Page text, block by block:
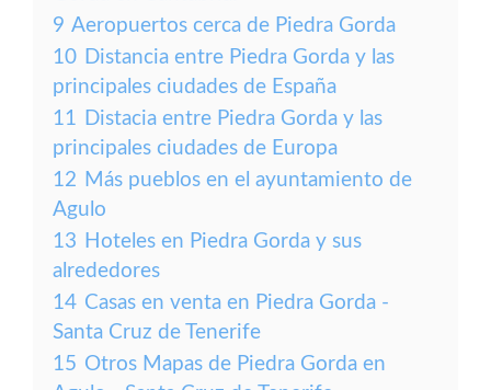
9 Aeropuertos cerca de Piedra Gorda
10 Distancia entre Piedra Gorda y las
principales ciudades de España
11 Distacia entre Piedra Gorda y las
principales ciudades de Europa
12 Más pueblos en el ayuntamiento de
Agulo
13 Hoteles en Piedra Gorda y sus
alrededores
14 Casas en venta en Piedra Gorda -
Santa Cruz de Tenerife
15 Otros Mapas de Piedra Gorda en